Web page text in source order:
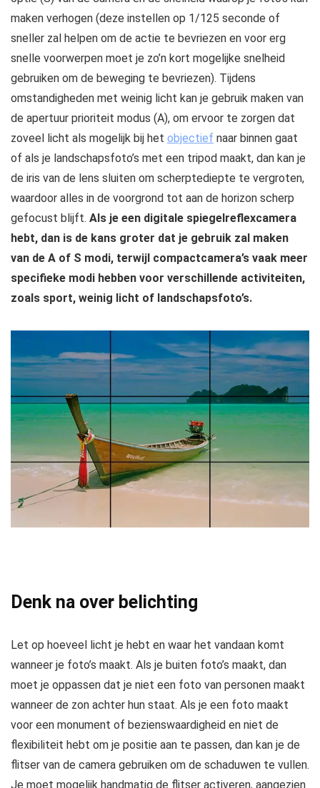
maken verhogen (deze instellen op 1/125 seconde of
sneller zal helpen om de actie te bevriezen en voor erg
snelle voorwerpen moet je zo’n kort mogelijke snelheid
gebruiken om de beweging te bevriezen). Tijdens
omstandigheden met weinig licht kan je gebruik maken van
de apertuur prioriteit modus (A), om ervoor te zorgen dat
zoveel licht als mogelijk bij het objectief naar binnen gaat
of als je landschapsfoto’s met een tripod maakt, dan kan je
de iris van de lens sluiten om scherptediepte te vergroten,
waardoor alles in de voorgrond tot aan de horizon scherp
gefocust blijft. Als je een digitale spiegelreflexcamera
hebt, dan is de kans groter dat je gebruik zal maken
van de A of S modi, terwijl compactcamera’s vaak meer
specifieke modi hebben voor verschillende activiteiten,
zoals sport, weinig licht of landschapsfoto’s.
Denk na over belichting
Let op hoeveel licht je hebt en waar het vandaan komt
wanneer je foto’s maakt. Als je buiten foto’s maakt, dan
moet je oppassen dat je niet een foto van personen maakt
wanneer de zon achter hun staat. Als je een foto maakt
voor een monument of bezienswaardigheid en niet de
flexibiliteit hebt om je positie aan te passen, dan kan je de
flitser van de camera gebruiken om de schaduwen te vullen.
Je moet mogelijk handmatig de flitser activeren, aangezien